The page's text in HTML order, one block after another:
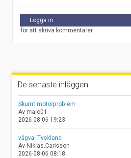
Logga in
för att skriva kommentarer
De senaste inläggen
Skumt motorproblem
Av majo01
2026-08-06 19:23
vägval Tyskland
Av Niklas.Carlsson
2026-08-06 08:18